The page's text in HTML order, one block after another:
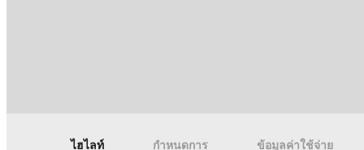
ไฮไลท์ กำหนดการ ข้อมูลค่าใช้จ่าย